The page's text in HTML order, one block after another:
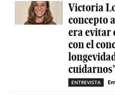
Victoria
concepto
era evitar
con el
ENTREVISTA